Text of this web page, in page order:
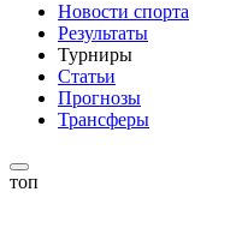
Новости спорта
Результаты
Турниры
Статьи
Прогнозы
Трансферы
топ